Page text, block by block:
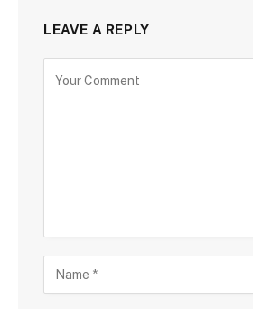
LEAVE A REPLY